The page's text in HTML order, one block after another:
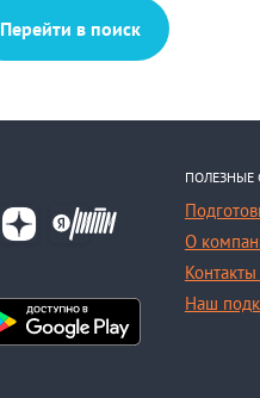
Перейти в поиск
ПОЛЕЗНЫЕ
О
Наш